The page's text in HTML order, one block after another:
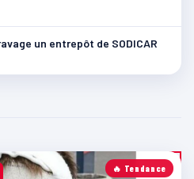
un entrepôt de SODICAR
🔥 Tendance